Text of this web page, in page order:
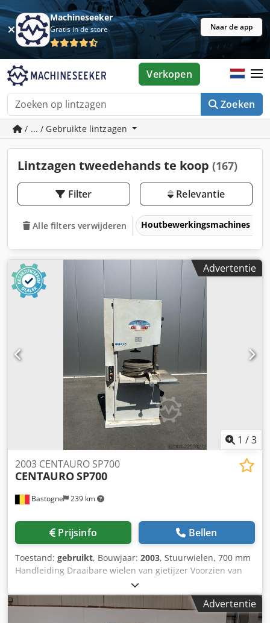
Machineseeker
Gratis in de store Naar de app
Zoeken
Verkopen
/ ... / Gebruikte lintzagen
Lintzagen tweedehands te koop (167)
Filter Relevantie
Alle filters verwijderen Houtbewerkingsmachines
Advertentie
1 /3
Bastogne 239 km
2003 CENTAURO SP700
CENTAUROSP700
Prijsinfo Bellen
Toestand: gebruikt, Bouwjaar: 2003, Stuurwielen, 700 mm
Handleiding Draaibare wielen van gietijzer Voorzien van
meerdere messen Dwjdpfx Aezr R Duehnoa 380 V
Advertentie